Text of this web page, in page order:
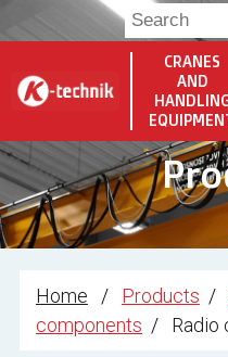
CRANES
AND
Home Products
components
Radio